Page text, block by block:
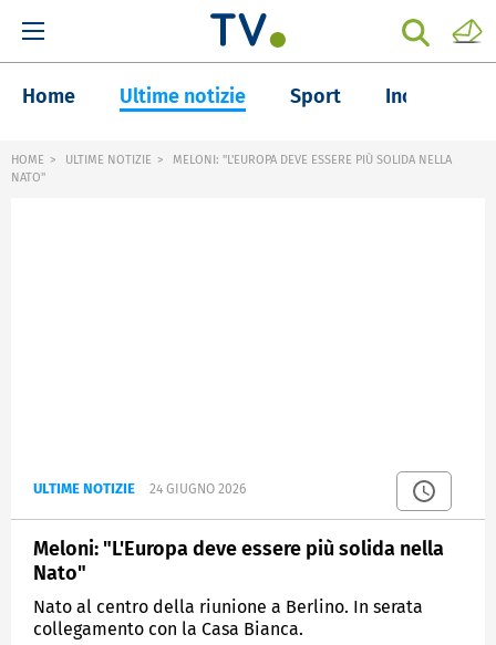
Home Ultime notizie Sport Inchieste
HOME ULTIME NOTIZIE
MELONI: "L'EUROPA DEVE ESSERE PIÙ SOLIDA NELLA
NATO"
ULTIME NOTIZIE 24 GIUGNO 2026
Meloni: "L'Europa deve essere più solida nella
Nato"
Nato al centro della riunione a Berlino. In serata
collegamento con la Casa Bianca.